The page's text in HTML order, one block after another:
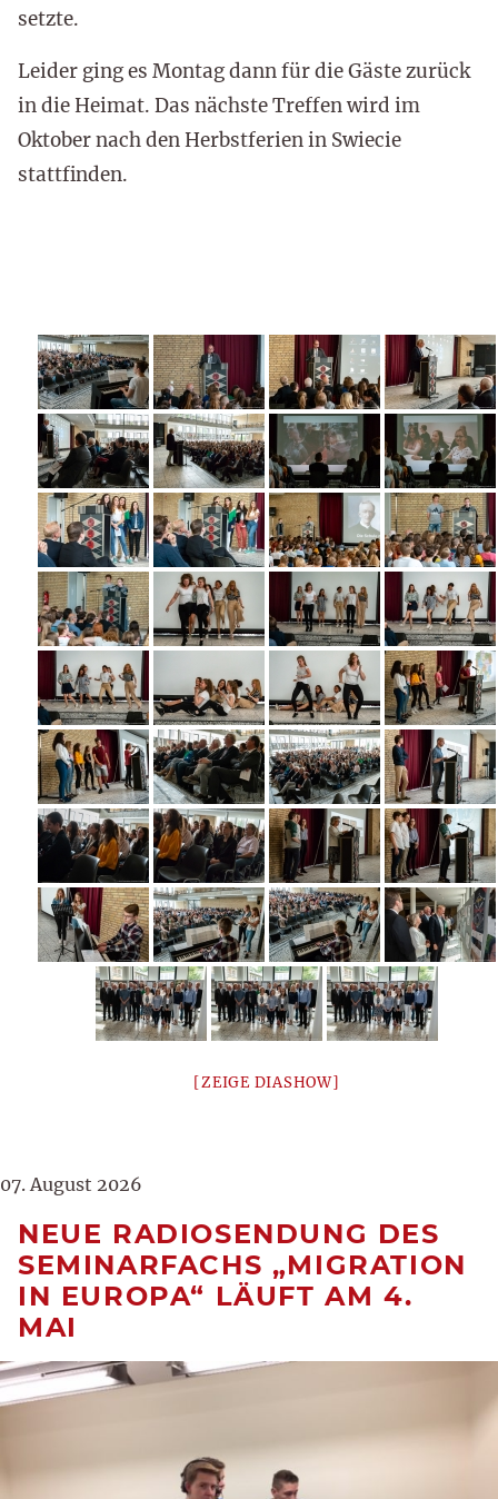
setzte.
Leider ging es Montag dann für die Gäste zurück
in die Heimat. Das nächste Treffen wird im
Oktober nach den Herbstferien in Swiecie
stattfinden.
[ZEIGE DIASHOW]
07. August 2026
NEUE RADIOSENDUNG DES
SEMINARFACHS „MIGRATION
IN EUROPA“ LÄUFT AM 4.
MAI